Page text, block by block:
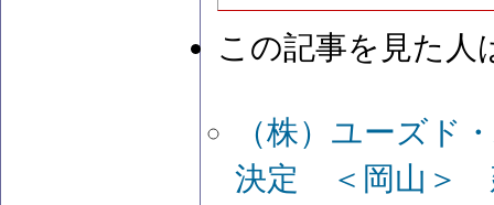
この記事を見た人
（株）ユーズド
決定 ＜岡山＞